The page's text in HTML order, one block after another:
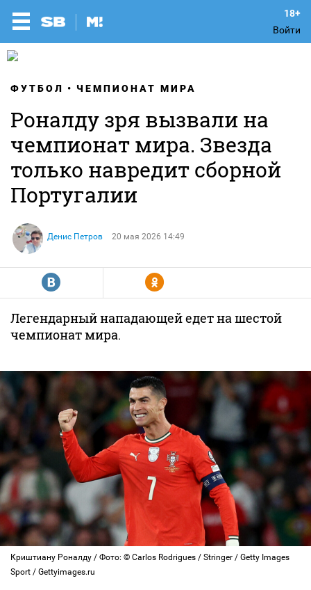
Войти
ФУТБОЛ ЧЕМПИОНАТ МИРА
Роналду зря вызвали на
чемпионат мира. Звезда
только навредит сборной
Португалии
Денис Петров 20 мая 2026 14:49
R Y
Легендарный нападающей едет на шестой
чемпионат мира.
Криштиану Роналду / Фото: © Carlos Rodrigues / Stringer / Getty Images
Sport / Gettyimages.ru